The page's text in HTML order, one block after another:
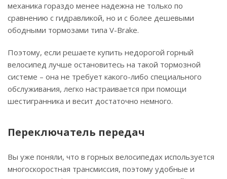
механика гораздо менее надежна не только по
сравнению с гидравликой, но и с более дешевыми
ободными тормозами типа V-Brake.
Поэтому, если решаете купить недорогой горный
велосипед лучше остановитесь на такой тормозной
системе – она не требует какого-либо специального
обслуживания, легко настраивается при помощи
шестигранника и весит достаточно немного.
Переключатель передач
Вы уже поняли, что в горных велосипедах используется
многоскоростная трансмиссия, поэтому удобные и